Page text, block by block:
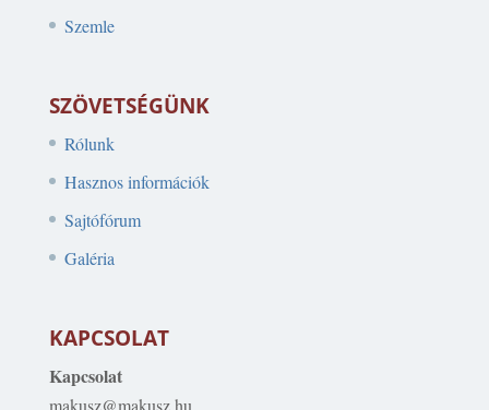
Szemle
SZÖVETSÉGÜNK
Rólunk
Hasznos információk
Sajtófórum
Galéria
KAPCSOLAT
Kapcsolat
makusz@makusz.hu